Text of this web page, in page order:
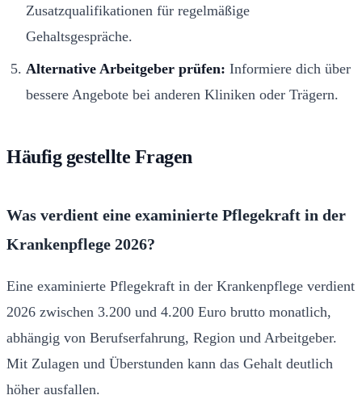
Zusatzqualifikationen für regelmäßige
Gehaltsgespräche.
Alternative Arbeitgeber prüfen: Informiere dich über
bessere Angebote bei anderen Kliniken oder Trägern.
Häufig gestellte Fragen
Was verdient eine examinierte Pflegekraft in der
Krankenpflege 2026?
Eine examinierte Pflegekraft in der Krankenpflege verdient
2026 zwischen 3.200 und 4.200 Euro brutto monatlich,
abhängig von Berufserfahrung, Region und Arbeitgeber.
Mit Zulagen und Überstunden kann das Gehalt deutlich
höher ausfallen.